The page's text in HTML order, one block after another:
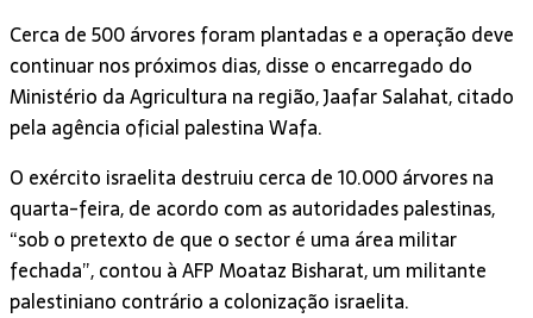
Cerca de 500 árvores foram plantadas e a operação deve
continuar nos próximos dias, disse o encarregado do
Ministério da Agricultura na região, Jaafar Salahat, citado
pela agência oficial palestina Wafa.
O exército israelita destruiu cerca de 10.000 árvores na
quarta-feira, de acordo com as autoridades palestinas,
“sob o pretexto de que o sector é uma área militar
fechada”, contou à AFP Moataz Bisharat, um militante
palestiniano contrário a colonização israelita.